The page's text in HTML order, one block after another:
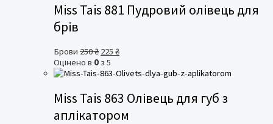
Miss Tais 881 Пудровий олівець для
брів
Брови 250₴ Оригінальна
ціна:
250 ₴.
225 ₴Поточна
225 ₴.
Оцінено в 0 з 5
Miss Tais 863 Олівець для губ з
аплікатором